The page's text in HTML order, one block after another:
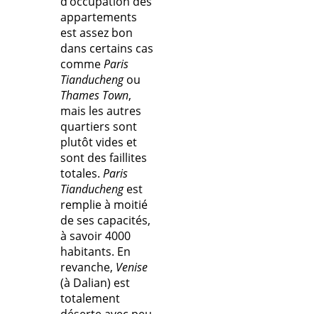
appartements
est assez bon
dans certains cas
commeParis
Tianduchengou
Thames Town,
mais les autres
quartiers sont
plutôt vides et
sont des faillites
totales. Paris
Tianduchengest
remplie à moitié
de ses capacités,
à savoir 4000
habitants. En
revanche, Venise
(à Dalian) est
totalement